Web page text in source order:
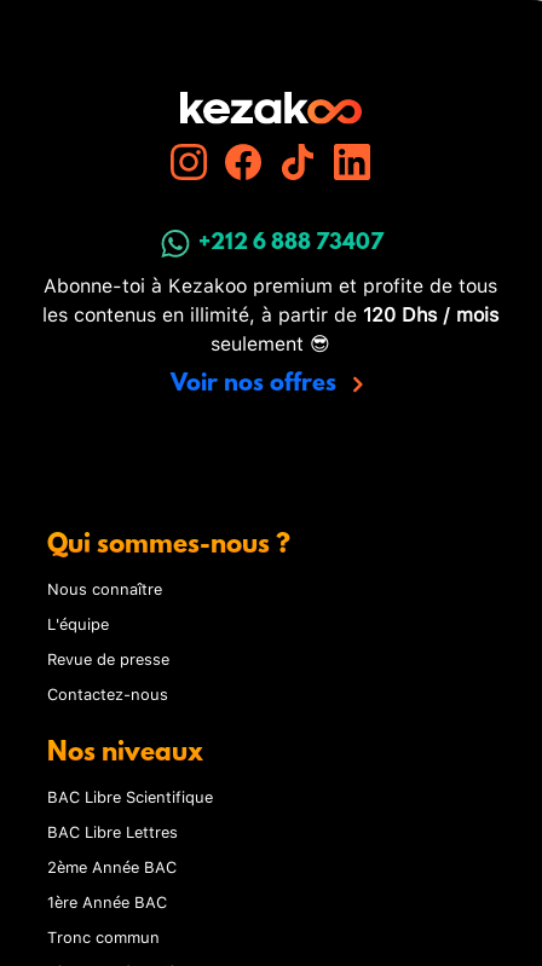
+212 6 888 73407
Abonne-toi à Kezakoo premium et profite de tous
les contenus en illimité, à partir de 120 Dhs / mois
seulement 😎
Voir nos offres
Qui sommes-nous ?
Nous connaître
L'équipe
Revue de presse
Contactez-nous
Nos niveaux
BAC Libre Scientifique
BAC Libre Lettres
2ème Année BAC
1ère Année BAC
Tronc commun